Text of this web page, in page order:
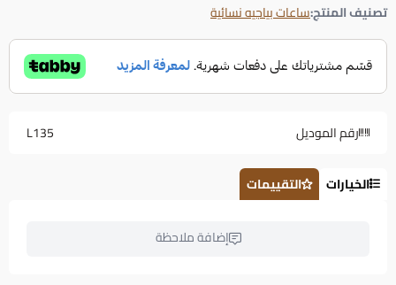
تصنيف المنتج:ساعات بياجيه نسائية
رقم الموديل L135
الخيارات التقييمات
إضافة ملاحظة